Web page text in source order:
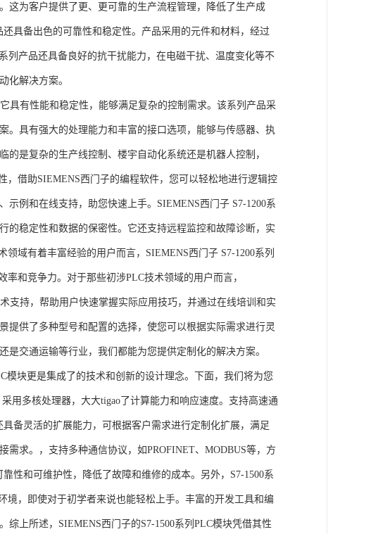
这为客户提供了更、更可靠的生产流程管理，降低了生产成
具备出色的可靠性和稳定性。产品采用的元件和材料，经过
列产品还具备良好的抗干扰能力，在电磁干扰、温度变化等不
化解决方案。
有性能和稳定性，能够满足复杂的控制需求。该系列产品采
。具有强大的处理能力和丰富的接口选项，能够与传感器、执
是复杂的生产线控制、楼宇自动化系统还是机器人控制，
，借助SIEMENS西门子的编程软件，您可以轻松地进行逻辑控
例和在线支持，助您快速上手。SIEMENS西门子 S7-1200系
的稳定性和数据的保密性。它还支持远程监控和故障诊断，实
域有着丰富经验的用户而言，SIEMENS西门子 S7-1200系列
和竞争力。对于那些初涉PLC技术领域的用户而言，
支持，帮助用户快速掌握实际应用技巧，并通过在线培训和实
提供了多种型号和配置的选择，使您可以根据实际需求进行灵
交通运输等行业，我们都能为您提供定制化的解决方案。
更是集成了的技术和创新的设计理念。下面，我们将为您
用多核处理器，大大tigao了计算能力和响应速度。支持高速通
备灵活的扩展能力，可根据客户需求进行定制化扩展，满足
求。，支持多种通信协议，如PROFINET、MODBUS等，方
性和可维护性，降低了故障和维修的成本。另外，S7-1500系
境，即使对于初学者来说也能轻松上手。丰富的开发工具和编
上所述，SIEMENS西门子的S7-1500系列PLC模块凭借其性